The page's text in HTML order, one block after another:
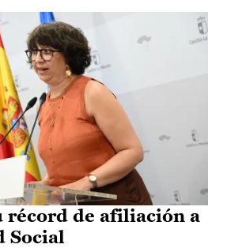
récord de afiliación a
Social